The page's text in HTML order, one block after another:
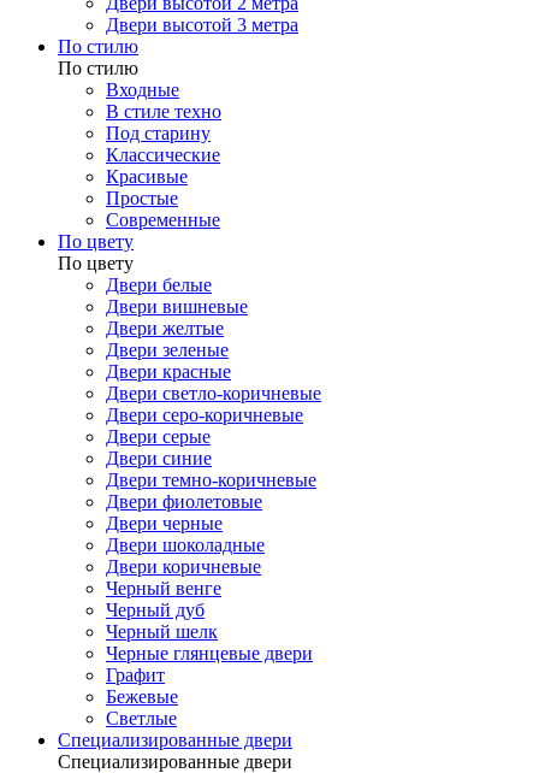
Двери высотой 3 метра
По стилю
По стилю
Входные
В стиле техно
Под старину
Классические
Красивые
Простые
Современные
По цвету
По цвету
Двери белые
Двери вишневые
Двери желтые
Двери зеленые
Двери красные
Двери светло-коричневые
Двери серо-коричневые
Двери серые
Двери синие
Двери темно-коричневые
Двери фиолетовые
Двери черные
Двери шоколадные
Двери коричневые
Черный венге
Черный дуб
Черный шелк
Черные глянцевые двери
Графит
Бежевые
Светлые
Специализированные двери
Специализированные двери